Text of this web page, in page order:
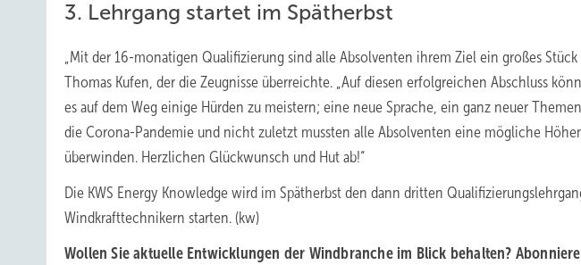
3. Lehrgang startet im Spätherbst
„Mit der 16-monatigen Qualifizierung sind alle Absolventen ihrem Ziel ein großes
Thomas Kufen, der die Zeugnisse überreichte. „Auf diesen erfolgreichen Abschluss
es auf dem Weg einige Hürden zu meistern; eine neue Sprache, ein ganz neuer
die Corona-Pandemie und nicht zuletzt mussten alle Absolventen eine mögliche
überwinden. Herzlichen Glückwunsch und Hut ab!“
Die KWS Energy Knowledge wird im Spätherbst den dann dritten
Windkrafttechnikern starten. (kw)
Wollen Sie aktuelle Entwicklungen der Windbranche im Blick behalten?